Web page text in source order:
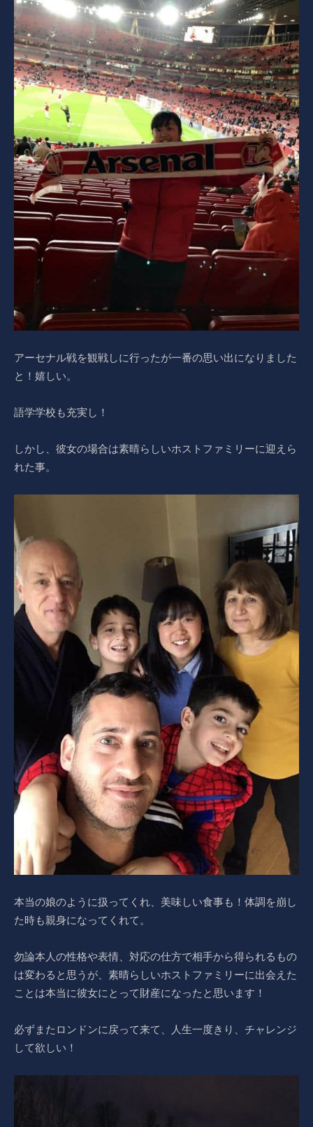
アーセナル戦を観戦しに行ったが一番の思い出になりました
と！嬉しい。
語学学校も充実し！
しかし、彼女の場合は素晴らしいホストファミリーに迎えら
れた事。
本当の娘のように扱ってくれ、美味しい食事も！体調を崩し
た時も親身になってくれて。
勿論本人の性格や表情、対応の仕方で相手から得られるもの
は変わると思うが、素晴らしいホストファミリーに出会えた
ことは本当に彼女にとって財産になったと思います！
必ずまたロンドンに戻って来て、人生一度きり、チャレンジ
して欲しい！